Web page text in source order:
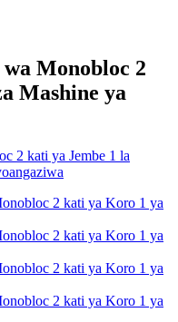
Monobloc 2
Mashine ya